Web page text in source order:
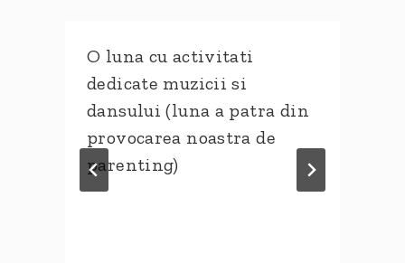
O luna cu activitati
dedicate muzicii si
dansului (luna a patra din
provocarea noastra de
parenting)